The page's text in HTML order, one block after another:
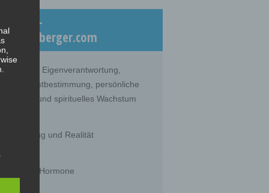
–
Eigenverantwortung,
Selbstbestimmung, persönliche
und spirituelles Wachstum
und Realität
und Hormone